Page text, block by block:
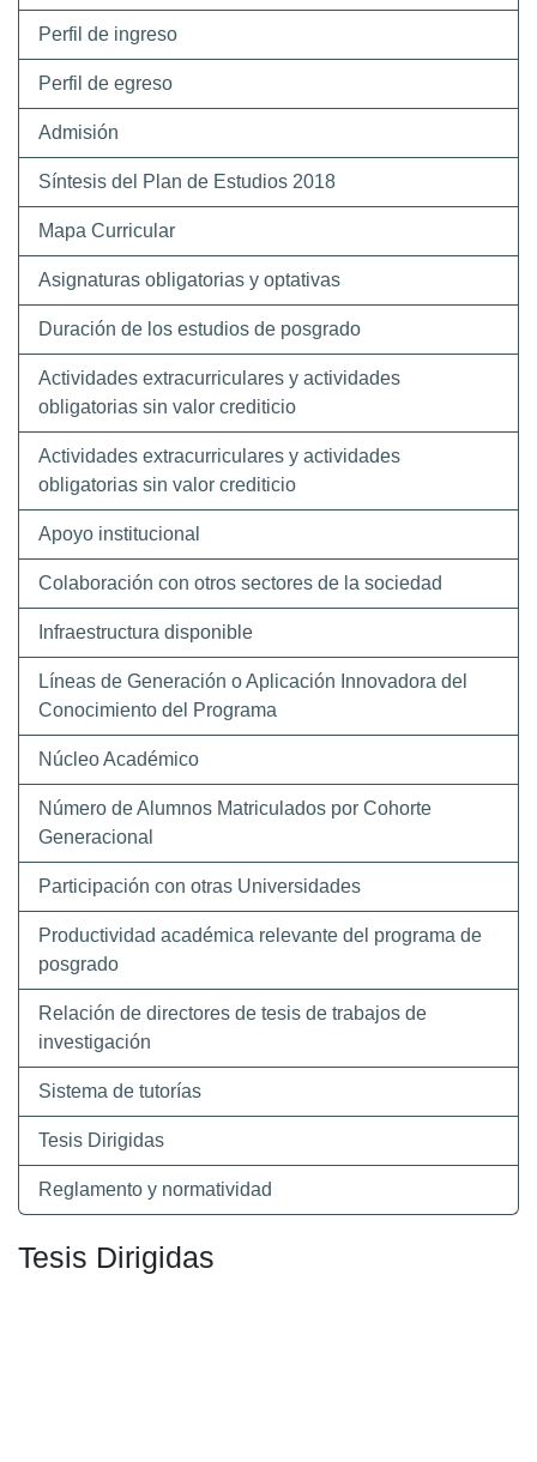
Perfil de ingreso
Perfil de egreso
Admisión
Síntesis del Plan de Estudios 2018
Mapa Curricular
Asignaturas obligatorias y optativas
Duración de los estudios de posgrado
Actividades extracurriculares y actividades
obligatorias sin valor crediticio
Actividades extracurriculares y actividades
obligatorias sin valor crediticio
Apoyo institucional
Colaboración con otros sectores de la sociedad
Infraestructura disponible
Líneas de Generación o Aplicación Innovadora del
Conocimiento del Programa
Núcleo Académico
Número de Alumnos Matriculados por Cohorte
Generacional
Participación con otras Universidades
Productividad académica relevante del programa de
posgrado
Relación de directores de tesis de trabajos de
investigación
Sistema de tutorías
Tesis Dirigidas
Reglamento y normatividad
Tesis Dirigidas